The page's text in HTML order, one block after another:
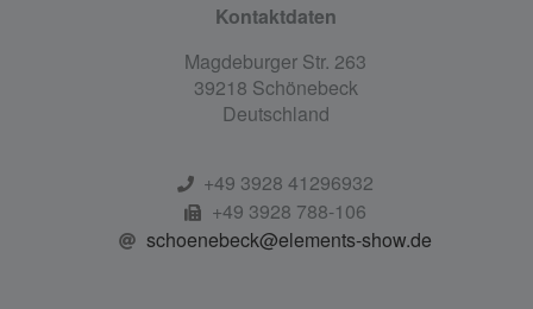
Kontaktdaten
Magdeburger Str. 263
39218 Schönebeck
Deutschland
+49 3928 41296932
+49 3928 788-106
schoenebeck@elements-show.de